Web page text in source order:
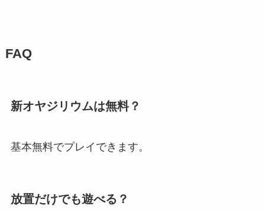
FAQ
新オヤジリウムは無料？
基本無料でプレイできます。
放置だけでも遊べる？